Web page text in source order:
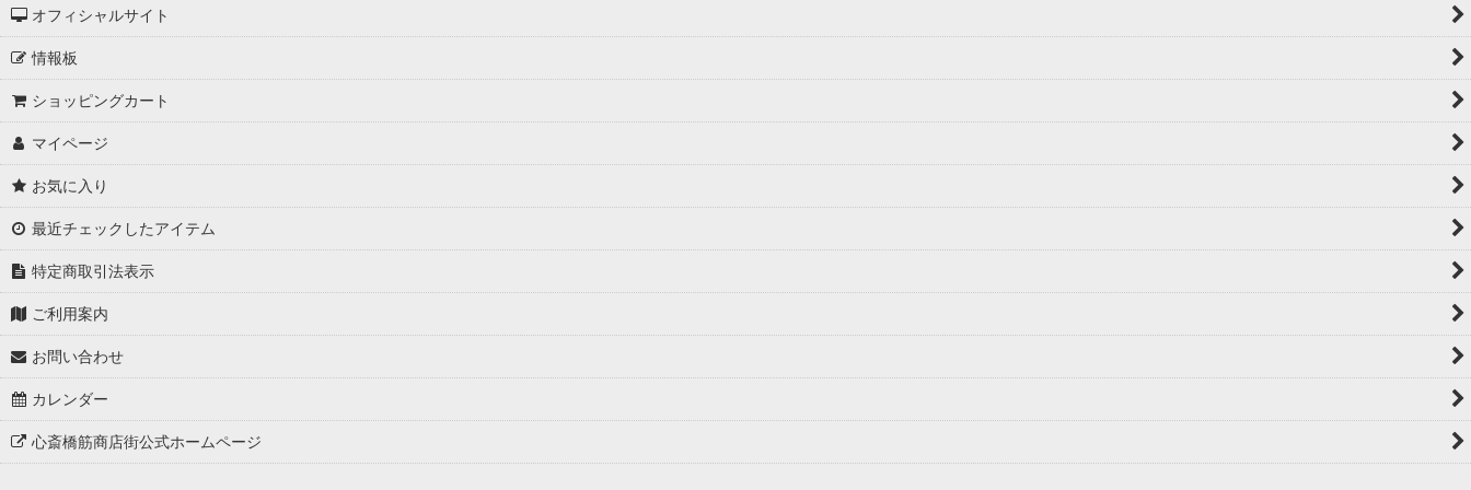
オフィシャルサイト
情報板
ショッピングカート
マイページ
お気に入り
最近チェックしたアイテム
特定商取引法表示
ご利用案内
お問い合わせ
カレンダー
心斎橋筋商店街公式ホームページ